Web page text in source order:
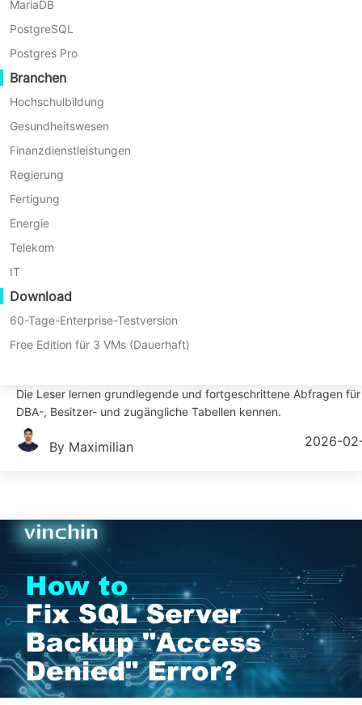
MariaDB
PostgreSQL
Postgres Pro
Branchen
Hochschulbildung
Gesundheitswesen
Finanzdienstleistungen
Regierung
Fertigung
Energie
Telekom
IT
Download
60-Tage-Enterprise-Testversion
Free Edition für 3 VMs (Dauerhaft)
7 Min
So listen Sie alle Tabellen in einer Oracle-
auf
Oracle speichert die Metadaten von Tabellen in Data-Dictionary-
Die Leser lernen grundlegende und fortgeschrittene Abfragen für
DBA-, Besitzer- und zugängliche Tabellen kennen.
By Maximilian 2026-